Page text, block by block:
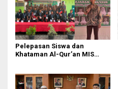
Pelepasan Siswa dan
Khataman Al-Qur’an MIS